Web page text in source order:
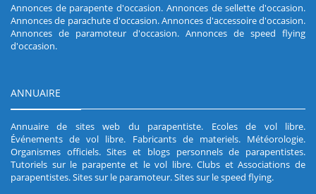
Annonces de parapente d'occasion. Annonces de sellette d'occasion.
Annonces de parachute d'occasion.Annonces d'accessoire d'occasion.
Annonces de paramoteur d'occasion. Annonces de speed flying
d'occasion.
ANNUAIRE
Annuaire de sites web du parapentiste. Ecoles de vol libre.
Événements de vol libre. Fabricants de materiels. Météorologie.
Organismes officiels.Sites et blogs personnels de parapentistes.
Tutoriels sur le parapente et le vol libre.Clubs et Associations de
parapentistes.Sites sur le paramoteur.Sites sur le speed flying.